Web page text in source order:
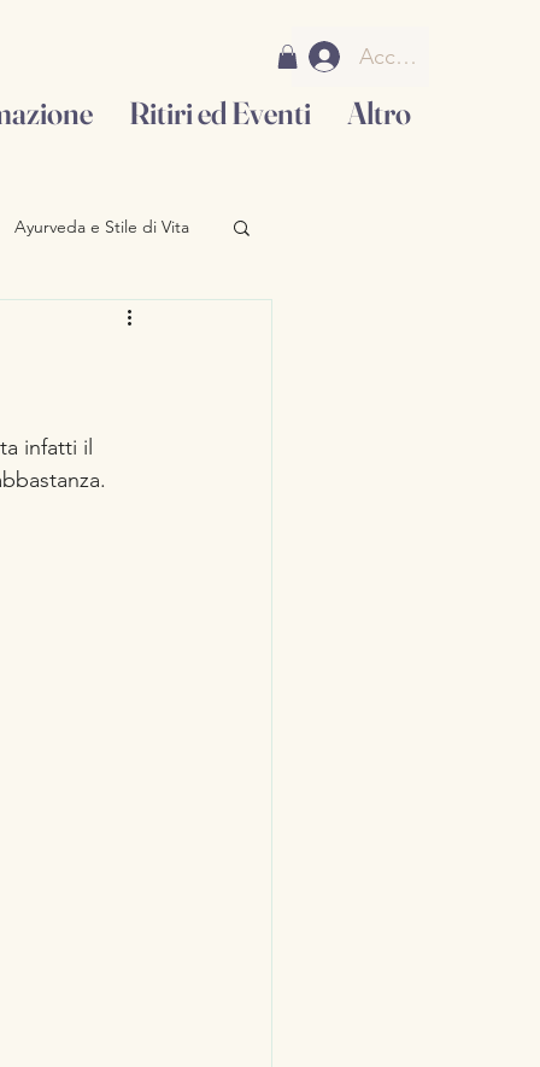
Accedi
Ritiri ed Eventi Altro
Ayurveda e Stile di Vita
infatti il